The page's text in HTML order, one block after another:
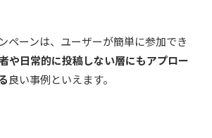
ペーンは、ユーザーが簡単に参加でき
や日常的に投稿しない層にもアプロー
良い事例といえます。